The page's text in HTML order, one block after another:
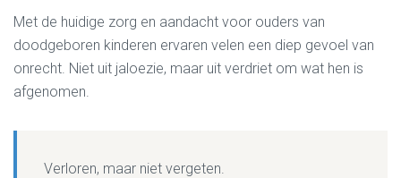
Met de huidige zorg en aandacht voor ouders van
doodgeboren kinderen ervaren velen een diep gevoel van
onrecht. Niet uit jaloezie, maar uit verdriet om wat hen is
afgenomen.
Verloren, maar niet vergeten.